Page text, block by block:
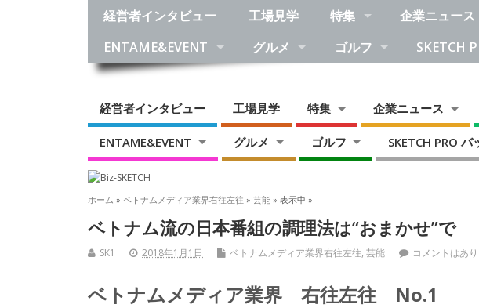
経営者インタビュー 工場見学 特集 企業ニュース
ENTAME&EVENT
グルメ ゴルフ SKETCH
経営者インタビュー 工場見学 特集 企業ニュース
ENTAME&EVENT グルメ ゴルフ SKETCH PRO
ホーム » ベトナムメディア業界右往左往 » 芸能 » 表示中 »
ベトナム流の日本番組の調理法は“おまかせ”で
SK1 2018年1月1日 ベトナムメディア業界右往左往, 芸能 コメントはあ
ベトナムメディア業界 右往左往 No.1